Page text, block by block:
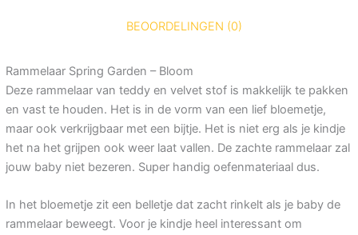
BEOORDELINGEN (0)
Rammelaar Spring Garden – Bloom
Deze rammelaar van teddy en velvet stof is makkelijk te pakken
en vast te houden. Het is in de vorm van een lief bloemetje,
maar ook verkrijgbaar met een bijtje. Het is niet erg als je kindje
het na het grijpen ook weer laat vallen. De zachte rammelaar zal
jouw baby niet bezeren. Super handig oefenmateriaal dus.
In het bloemetje zit een belletje dat zacht rinkelt als je baby de
rammelaar beweegt. Voor je kindje heel interessant om